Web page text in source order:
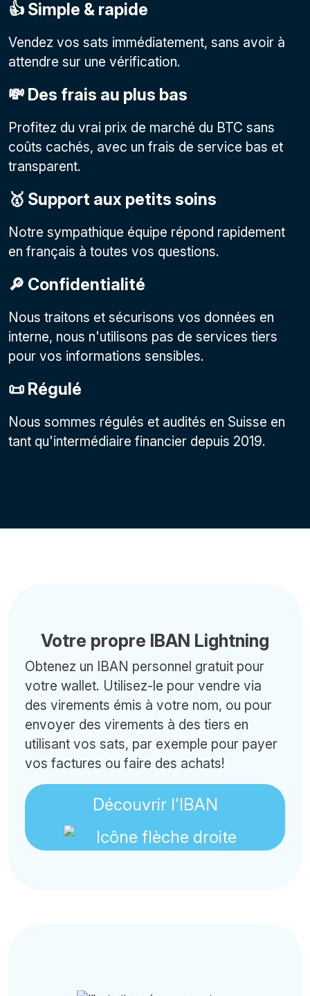
👍 Simple & rapide
Vendez vos sats immédiatement, sans avoir à
attendre sur une vérification.
💸 Des frais au plus bas
Profitez du vrai prix de marché du BTC sans
coûts cachés, avec un frais de service bas et
transparent.
🥇 Support aux petits soins
Notre sympathique équipe répond rapidement
en français à toutes vos questions.
🔎 Confidentialité
Nous traitons et sécurisons vos données en
interne, nous n'utilisons pas de services tiers
pour vos informations sensibles.
📜 Régulé
Nous sommes régulés et audités en Suisse en
tant qu'intermédiaire financier depuis 2019.
Votre propre IBAN Lightning
Obtenez un IBAN personnel gratuit pour
votre wallet. Utilisez-le pour vendre via
des virements émis à votre nom, ou pour
envoyer des virements à des tiers en
utilisant vos sats, par exemple pour payer
vos factures ou faire des achats!
Découvrir l'IBAN